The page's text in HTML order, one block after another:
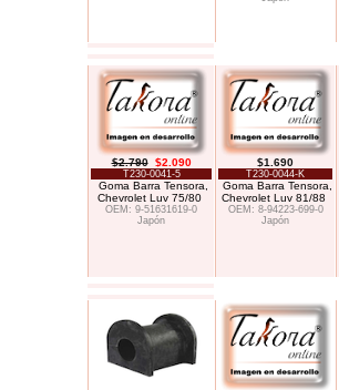
$2.790 $2.090
T230-0041-5
Goma Barra Tensora,
Chevrolet Luv 75/80
OEM: 9-51631619-0
Japón
$1.690
T230-0044-K
Goma Barra Tensora,
Chevrolet Luv 81/88
OEM: 8-94223-699-0
Japón